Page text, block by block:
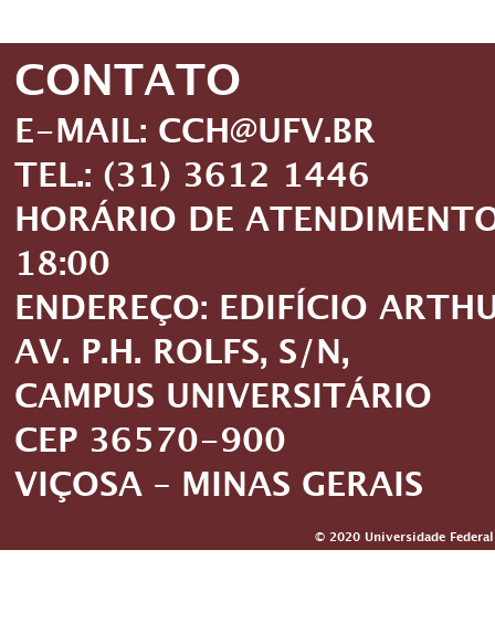
CONTATO
E-MAIL: CCH@UFV.BR
TEL.: (31) 3612 1446
HORÁRIO DE
18:00
ENDEREÇO: EDIFÍCIO
AV. P.H. ROLFS, S/N,
CAMPUS UNIVERSITÁRIO
CEP 36570-900
VIÇOSA – MINAS GERAIS
© 2020 Universidade